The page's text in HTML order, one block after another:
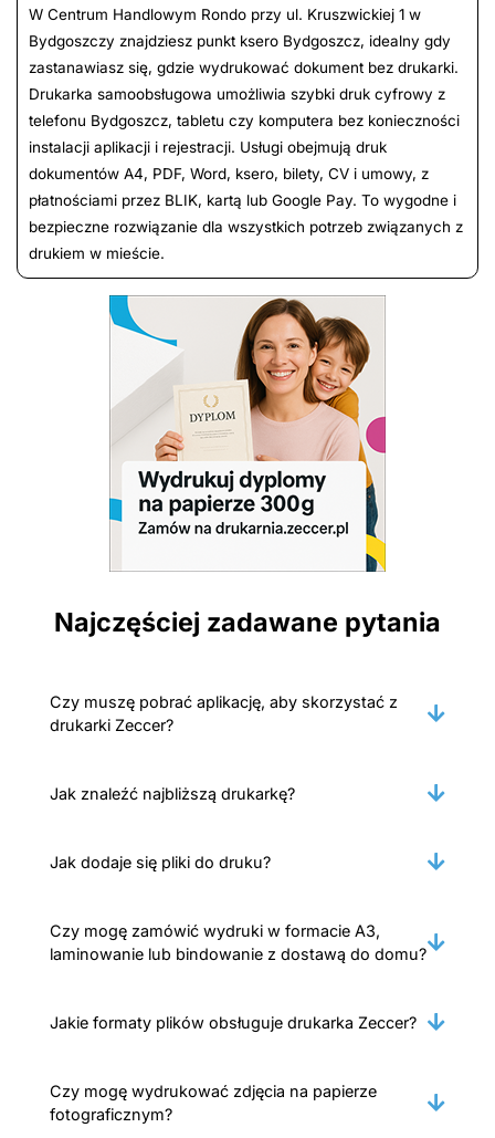
W Centrum Handlowym Rondo przy ul. Kruszwickiej 1 w
Bydgoszczy znajdziesz punkt ksero Bydgoszcz, idealny gdy
zastanawiasz się, gdzie wydrukować dokument bez drukarki.
Drukarka samoobsługowa umożliwia szybki druk cyfrowy z
telefonu Bydgoszcz, tabletu czy komputera bez konieczności
instalacji aplikacji i rejestracji. Usługi obejmują druk
dokumentów A4, PDF, Word, ksero, bilety, CV i umowy, z
płatnościami przez BLIK, kartą lub Google Pay. To wygodne i
bezpieczne rozwiązanie dla wszystkich potrzeb związanych z
drukiem w mieście.
Najczęściej zadawane pytania
Czy muszę pobrać aplikację, aby skorzystać z
drukarki Zeccer?
Jak znaleźć najbliższą drukarkę?
Jak dodaje się pliki do druku?
Czy mogę zamówić wydruki w formacie A3,
laminowanie lub bindowanie z dostawą do domu?
Jakie formaty plików obsługuje drukarka Zeccer?
Czy mogę wydrukować zdjęcia na papierze
fotograficznym?